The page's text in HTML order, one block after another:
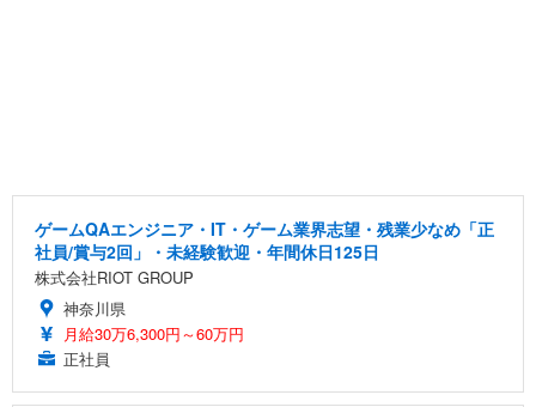
ゲームQAエンジニア・IT・ゲーム業界志望・残業少なめ「正
社員/賞与2回」・未経験歓迎・年間休日125日
株式会社RIOT GROUP
神奈川県
月給30万6,300円～60万円
正社員